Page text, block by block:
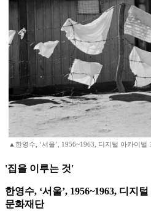
▲한영수, ‘서울’, 1956~1963, 디지털 아카이벌
'집을 이루는 것'
한영수, ‘서울’, 1956~1963, 디지
문화재단